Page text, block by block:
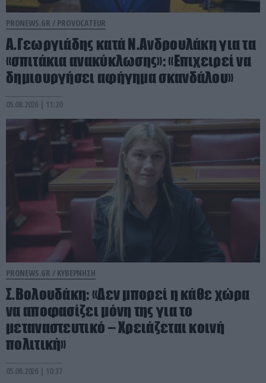
PRONEWS.GR / PROVOCATEUR
Α.Γεωργιάδης κατά Ν.Ανδρουλάκη για τα
«σπιτάκια ανακύκλωσης»: «Επιχειρεί να
δημιουργήσει αφήγημα σκανδάλου»
05.08.2026 | 11:20
PRONEWS.GR / ΚΥΒΕΡΝΗΣΗ
Σ.Βολουδάκη: «Δεν μπορεί η κάθε χώρα
να αποφασίζει μόνη της για το
μεταναστευτικό – Χρειάζεται κοινή
πολιτική»
05.08.2026 | 10:37